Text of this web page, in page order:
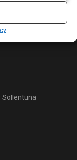
Sollentuna